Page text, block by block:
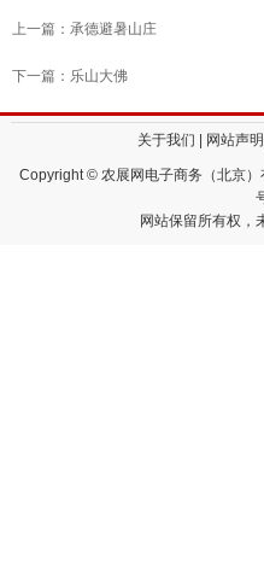
上一篇：承德避暑山庄
下一篇：乐山大佛
关于我们 网站声明
Copyright © 农展网电子商务（北京）
网站保留所有权，